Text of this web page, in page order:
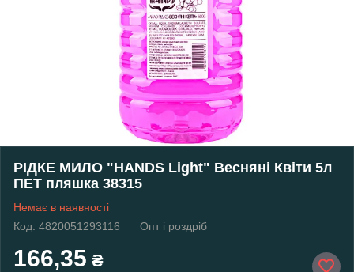
РІДКЕ МИЛО "HANDS Light" Весняні Квіти 5л
ПЕТ пляшка 38315
Немає в наявності
Код: 4820051293116
Опт і роздріб
166,35 ₴